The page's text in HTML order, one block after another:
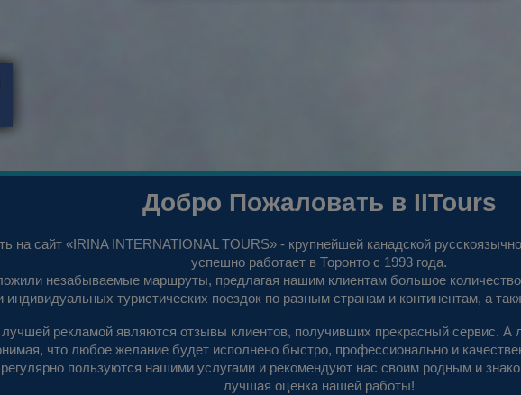
Добро Пожаловать в IITours
на сайт «IRINA INTERNATIONAL TOURS» - крупнейшей канадской
успешно работает в Торонто с 1993 года.
незабываемые маршруты, предлагая нашим клиентам большое
индивидуальных туристических поездок по разным странам и континентам, а
лучшей рекламой являются отзывы клиентов, получивших прекрасный сервис. А
что любое желание будет исполнено быстро, профессионально и
регулярно пользуются нашими услугами и рекомендуют нас своим родным и
лучшая оценка нашей работы!